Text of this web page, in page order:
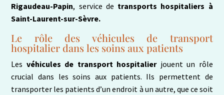
Rigaudeau-Papin, service de transports hospitaliers à
Saint-Laurent-sur-Sèvre.
Le rôle des véhicules de transport
hospitalier dans les soins aux patients
Les véhicules de transport hospitalier jouent un rôle
crucial dans les soins aux patients. Ils permettent de
transporter les patients d’un endroit à un autre, que ce soit